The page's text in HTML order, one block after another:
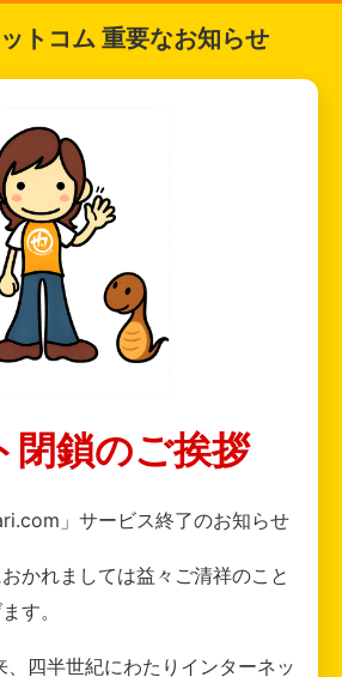
トコム 重要なお知らせ
閉鎖のご挨拶
」サービス終了のお知らせ
かれましては益々ご清祥のこと
す。
四半世紀にわたりインターネッ